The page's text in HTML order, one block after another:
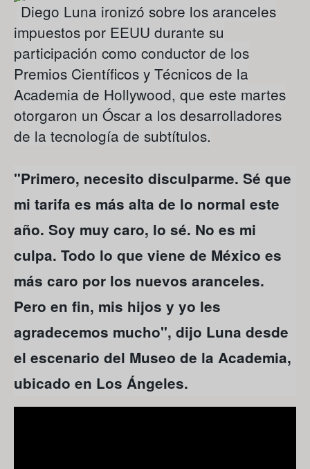
Diego Luna ironizó sobre los aranceles
impuestos por EEUU durante su
participación como conductor de los
Premios Científicos y Técnicos de la
Academia de Hollywood, que este martes
otorgaron un Óscar a los desarrolladores
de la tecnología de subtítulos.
"Primero, necesito disculparme. Sé que
mi tarifa es más alta de lo normal este
año. Soy muy caro, lo sé. No es mi
culpa. Todo lo que viene de México es
más caro por los nuevos aranceles.
Pero en fin, mis hijos y yo les
agradecemos mucho", dijo Luna desde
el escenario del Museo de la Academia,
ubicado en Los Ángeles.